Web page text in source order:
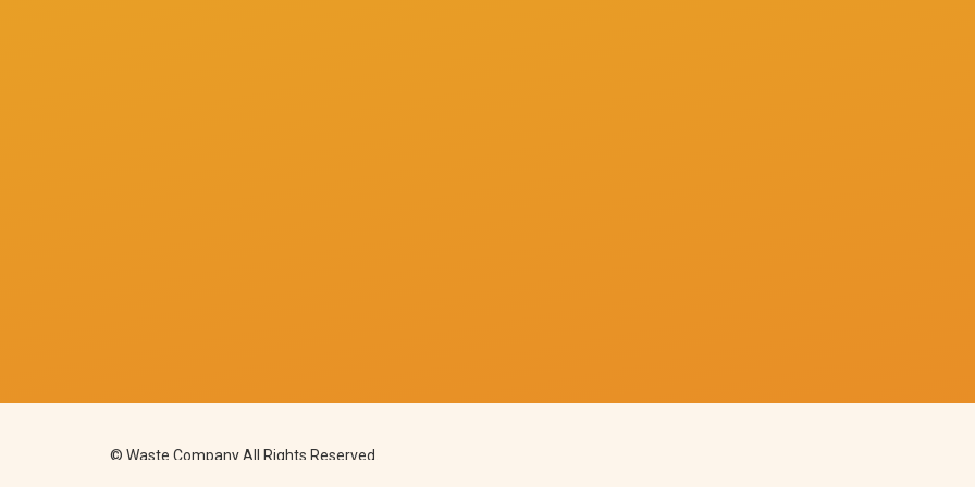
© Waste Company All Rights Reserved.